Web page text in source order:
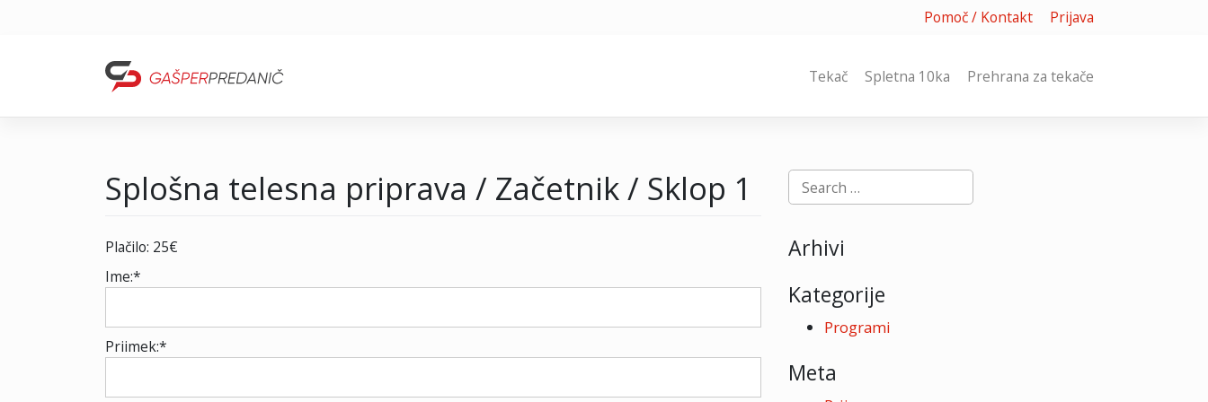
Pomoč / Kontakt Prijava
Tekač Spletna 10ka Prehrana za tekače
Splošna telesna priprava / Začetnik / Sklop 1
Plačilo: 25€
Ime:*
Priimek:*
Arhivi
Kategorije
Programi
Meta